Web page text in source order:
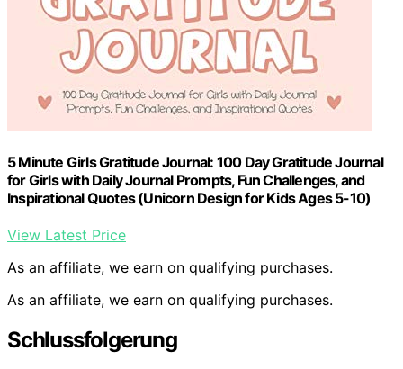
5 Minute Girls Gratitude Journal: 100 Day Gratitude Journal
for Girls with Daily Journal Prompts, Fun Challenges, and
Inspirational Quotes (Unicorn Design for Kids Ages 5-10)
View Latest Price
As an affiliate, we earn on qualifying purchases.
As an affiliate, we earn on qualifying purchases.
Schlussfolgerung